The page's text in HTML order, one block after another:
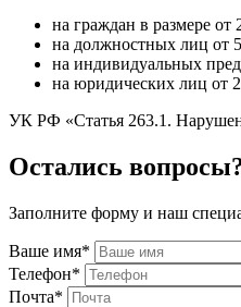
на граждан в размере от
на должностных лиц от
на индивидуальных
на юридических лиц от
​​​​​​​УК РФ «Статья 263.1.
Остались
Заполните форму и наш
Ваше имя*
Телефон*
Почта*